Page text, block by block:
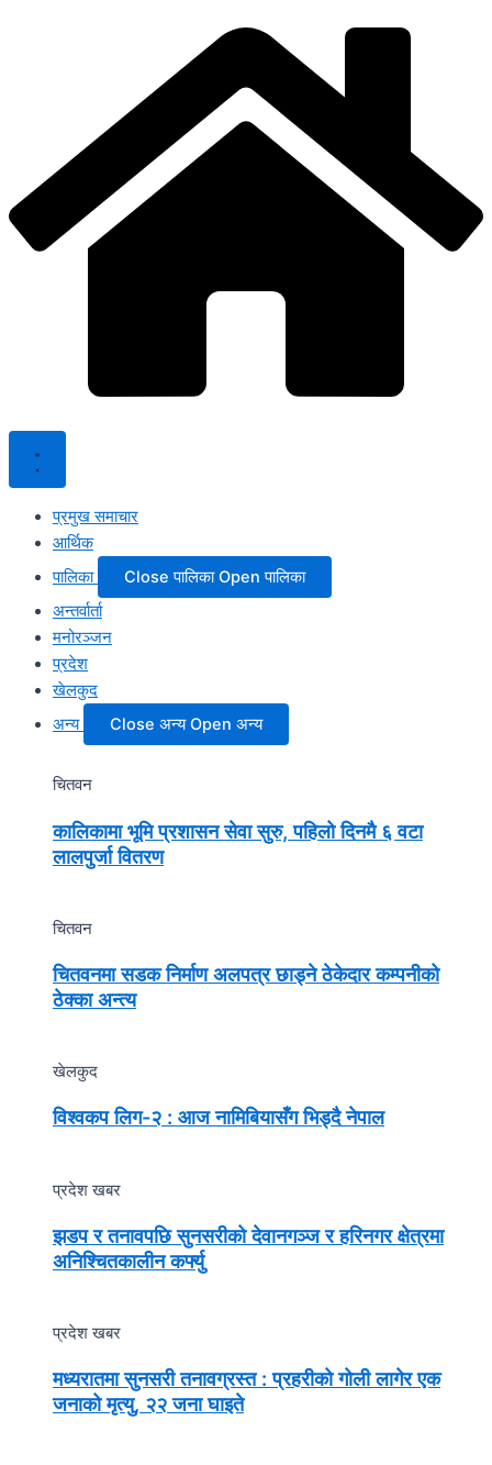
प्रमुख समाचार
आर्थिक
पालिका
Close पालिका Open पालिका
अन्तर्वार्ता
मनोरञ्जन
प्रदेश
खेलकुद
अन्य
Close अन्य Open अन्य
चितवन
कालिकामा भूमि प्रशासन सेवा सुरु, पहिलो दिनमै ६ वटा
लालपुर्जा वितरण
चितवन
चितवनमा सडक निर्माण अलपत्र छाड्ने ठेकेदार कम्पनीको
ठेक्का अन्त्य
खेलकुद
विश्वकप लिग-२ : आज नामिबियासँग भिड्दै नेपाल
प्रदेश खबर
झडप र तनावपछि सुनसरीको देवानगञ्ज र हरिनगर क्षेत्रमा
अनिश्चितकालीन कर्फ्यु
प्रदेश खबर
मध्यरातमा सुनसरी तनावग्रस्त : प्रहरीको गोली लागेर एक
जनाको मृत्यु, २२ जना घाइते